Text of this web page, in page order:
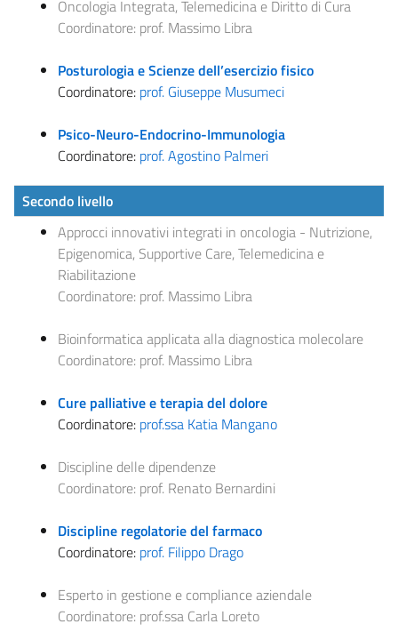
Oncologia Integrata, Telemedicina e Diritto di Cura
Coordinatore: prof. Massimo Libra
Posturologia e Scienze dell’esercizio fisico
Coordinatore: prof. Giuseppe Musumeci
Psico-Neuro-Endocrino-Immunologia
Coordinatore: prof. Agostino Palmeri
Secondo livello
Approcci innovativi integrati in oncologia - Nutrizione,
Epigenomica, Supportive Care, Telemedicina e
Riabilitazione
Coordinatore: prof. Massimo Libra
Bioinformatica applicata alla diagnostica molecolare
Coordinatore: prof. Massimo Libra
Cure palliative e terapia del dolore
Coordinatore: prof.ssa Katia Mangano
Discipline delle dipendenze
Coordinatore: prof. Renato Bernardini
Discipline regolatorie del farmaco
Coordinatore: prof. Filippo Drago
Esperto in gestione e compliance aziendale
Coordinatore: prof.ssa Carla Loreto